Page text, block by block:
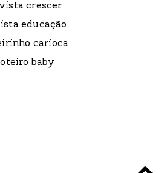
crescer
educação
carioca
baby